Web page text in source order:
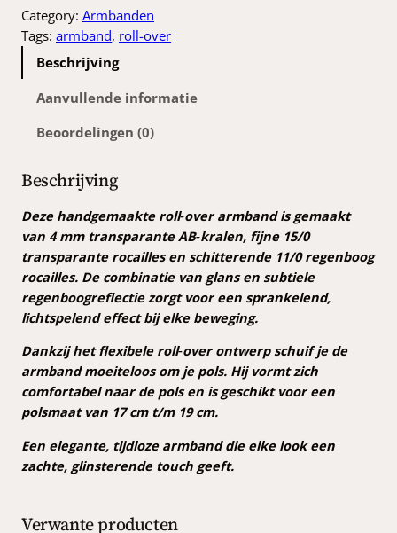
a
n
s
t
A
B
r
o
l
l
o
v
e
r
a
a
Category: Armbanden
Tags: armband, roll-over
Beschrijving
Aanvullende informatie
Beoordelingen (0)
Beschrijving
Deze handgemaakte roll‑over armband is gemaakt
van 4 mm transparante AB‑kralen, fijne 15/0
transparante rocailles en schitterende 11/0 regenboog
rocailles. De combinatie van glans en subtiele
regenboogreflectie zorgt voor een sprankelend,
lichtspelend effect bij elke beweging.
Dankzij het flexibele roll‑over ontwerp schuif je de
armband moeiteloos om je pols. Hij vormt zich
comfortabel naar de pols en is geschikt voor een
polsmaat van 17 cm t/m 19 cm.
Een elegante, tijdloze armband die elke look een
zachte, glinsterende touch geeft.
Verwante producten